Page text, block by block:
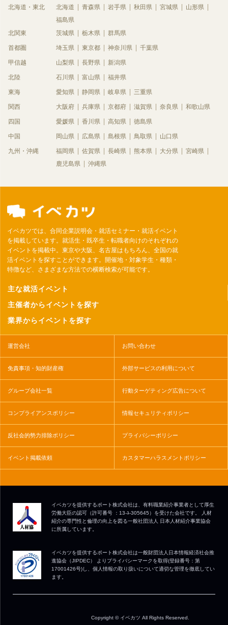
北海道・東北 北海道 青森県 岩手県 秋田県 宮城県
山形県
福島県
北関東
茨城県 栃木県 群馬県
首都圏 埼玉県 東京都 神奈川県 千葉県
甲信越 山梨県 長野県 新潟県
北陸 石川県 富山県 福井県
東海 愛知県 静岡県 岐阜県 三重県
関西 大阪府 兵庫県 京都府 滋賀県 奈良県 和歌山県
四国 愛媛県 香川県 高知県 徳島県
中国 岡山県 広島県 島根県 鳥取県 山口県
九州・沖縄 福岡県 佐賀県 長崎県 熊本県 大分県
宮崎県
鹿児島県
沖縄県
イベカツでは、合同企業説明会・就活セミナー・就活イベント
を掲載しています。就活生・既卒生・転職者向けのそれぞれの
イベントを掲載中。東京や大阪、名古屋はもちろん、全国の就
活イベントを探すことができます。開催地・対象学生・種類・
特徴など、さまざまな方法での横断検索が可能です。
主な就活イベント
主催者からイベントを探す
業界からイベントを探す
運営会社 お問い合わせ
免責事項・知的財産権 外部サービスの利用について
グループ会社一覧 行動ターゲティング広告について
コンプライアンスポリシー 情報セキュリティポリシー
反社会的勢力排除ポリシー プライバシーポリシー
イベント掲載依頼 カスタマーハラスメントポリシー